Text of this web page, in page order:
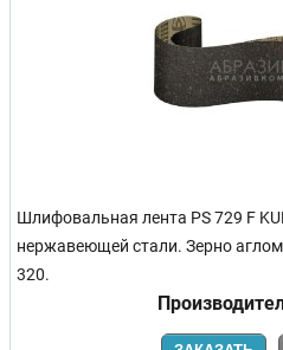
Шлифовальная лента PS 729 F
нержавеющей стали. Зерно
320.